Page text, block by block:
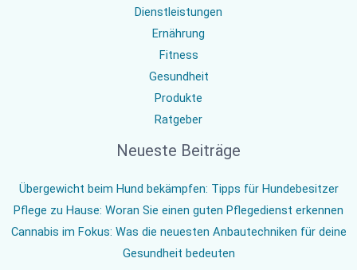
Dienstleistungen
Ernährung
Fitness
Gesundheit
Produkte
Ratgeber
Neueste Beiträge
Übergewicht beim Hund bekämpfen: Tipps für Hundebesitzer
Pflege zu Hause: Woran Sie einen guten Pflegedienst erkennen
Cannabis im Fokus: Was die neuesten Anbautechniken für deine
Gesundheit bedeuten